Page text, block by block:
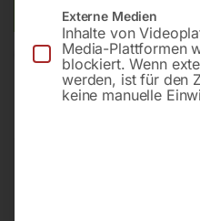
Andere Länder können
Externe Medien
Inhalte von
Media-Plattformen
blockiert. Wenn
werden, ist für den
keine manuelle